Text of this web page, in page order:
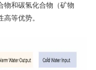
物和碳氢化合物（矿物
等优势。